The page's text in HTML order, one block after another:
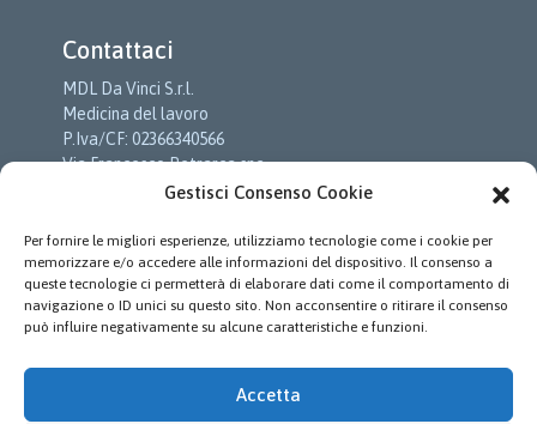
Gestisci Consenso Cookie
Per fornire le migliori esperienze, utilizziamo tecnologie come i cookie per
memorizzare e/o accedere alle informazioni del dispositivo. Il consenso a
queste tecnologie ci permetterà di elaborare dati come il comportamento di
navigazione o ID unici su questo sito. Non acconsentire o ritirare il consenso
può influire negativamente su alcune caratteristiche e funzioni.
Accetta
Contattaci
MDL Da Vinci S.r.l.
Medicina del lavoro
P.Iva/CF: 02366340566
Via Francesco Petrarca snc
c/o Cittadella Della Salute
Tel:+39.0761.974310
E-mail:
info@mdldavinci.it
Vai alla Pagina dei Contatti→
Privacy Policy
Leggi il testo completo dell’informativa sulla Privacy